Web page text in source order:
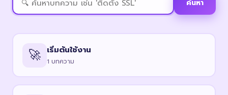
ค้นหา
🚀 เริ่มต้นใช้งาน
1 บทความ